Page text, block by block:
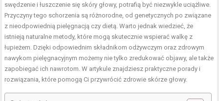
swędzenie i łuszczenie się skóry głowy, potrafią być niezwykle uciążliwe.
Przyczyny tego schorzenia są różnorodne, od genetycznych po związane
z nieodpowiednią pielęgnacją czy dietą. Warto jednak wiedzieć, że
istnieją naturalne metody, które mogą skutecznie wspierać walkę z
łupieżem. Dzięki odpowiednim składnikom odżywczym oraz zdrowym
nawykom pielęgnacyjnym możemy nie tylko zredukować objawy, ale także
zapobiegać ich nawrotom. W artykule znajdziesz praktyczne porady i
rozwiązania, które pomogą Ci przywrócić zdrowie skórze głowy.